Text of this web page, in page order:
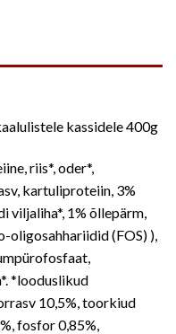
kassidele 400g
riis*, oder*,
kartuliproteiin, 3%
viljaliha*, 1% õllepärm,
oligosahhariidid (FOS) ),
*looduslikud
10,5%, toorkiud
fosfor 0,85%,